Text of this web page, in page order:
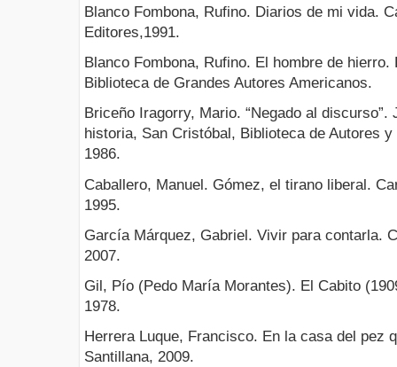
Blanco Fombona, Rufino. Diarios de mi vida.
Editores,1991.
Blanco Fombona, Rufino. El hombre de
Biblioteca de Grandes Autores Americanos.
Briceño Iragorry, Mario. “Negado al
historia, San Cristóbal, Biblioteca de Autores
1986.
Caballero, Manuel. Gómez, el tirano liberal.
1995.
García Márquez, Gabriel. Vivir para contarla.
2007.
Gil, Pío (Pedo María Morantes). El Cabito
1978.
Herrera Luque, Francisco. En la casa del pez
Santillana, 2009.